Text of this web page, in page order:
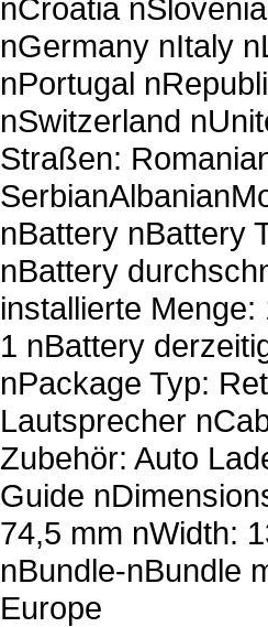
nCroatia
nGermany nItaly
nPortugal
nSwitzerland
Straßen:
nBattery nBattery
nBattery
installierte
1 nBattery
nPackage Typ:
Lautsprecher
Zubehör: Auto
Guide
74,5 mm nWidth:
nBundle-nBundle
Europe